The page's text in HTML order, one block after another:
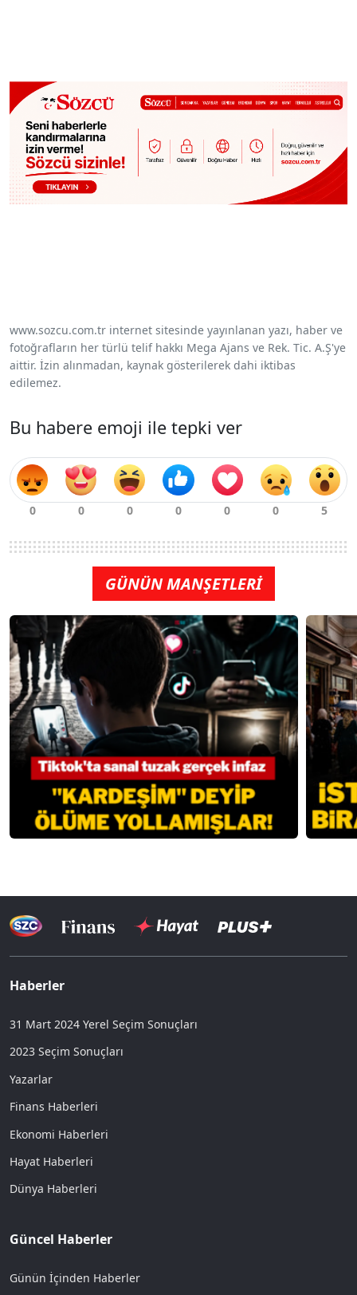
www.sozcu.com.tr internet sitesinde yayınlanan yazı, haber ve
fotoğrafların her türlü telif hakkı Mega Ajans ve Rek. Tic. A.Ş'ye
aittir. İzin alınmadan, kaynak gösterilerek dahi iktibas
edilemez.
Bu habere emoji ile tepki ver
GÜNÜN MANŞETLERİ
Haberler
31 Mart 2024 Yerel Seçim Sonuçları
2023 Seçim Sonuçları
Yazarlar
Finans Haberleri
Ekonomi Haberleri
Hayat Haberleri
Dünya Haberleri
Güncel Haberler
Günün İçinden Haberler